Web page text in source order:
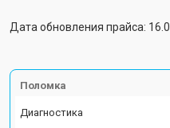
Дата обновления прайса:
Поломка
Диагностика